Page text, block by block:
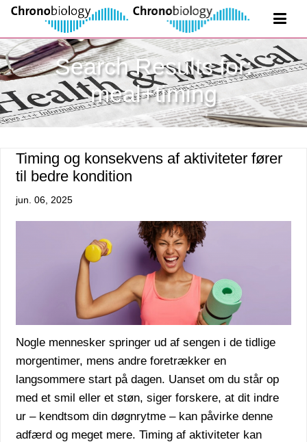
Search Results for:
meal+timing
Timing og konsekvens af aktiviteter fører
til bedre kondition
jun. 06, 2025
Nogle mennesker springer ud af sengen i de tidlige
morgentimer, mens andre foretrækker en
langsommere start på dagen. Uanset om du står op
med et smil eller et støn, siger forskere, at dit indre
ur – kendtsom din døgnrytme – kan påvirke denne
adfærd og meget mere. Timing af aktiviteter kan